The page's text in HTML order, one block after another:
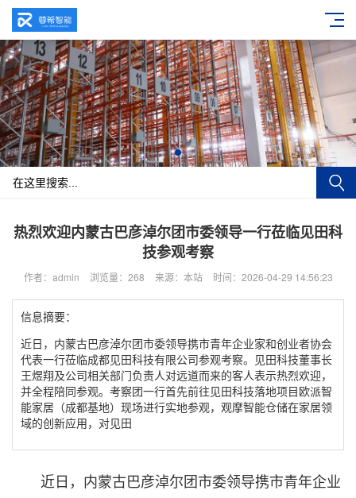
热烈欢迎内蒙古巴彦淖尔团市委领导一行莅临见田科
技参观考察
作者：admin 浏览量：268 来源：本站 时间：2026-04-29 14:56:23
信息摘要：
近日，内蒙古巴彦淖尔团市委领导携市青年企业家和创业者协会
代表一行莅临成都见田科技有限公司参观考察。见田科技董事长
王煜翔及公司相关部门负责人对远道而来的客人表示热烈欢迎，
并全程陪同参观。考察团一行首先前往见田科技落地项目欧派智
能家居（成都基地）现场进行实地参观，观摩智能仓储在家居领
域的创新应用，对见田
近日，内蒙古巴彦淖尔团市委领导携市青年企业